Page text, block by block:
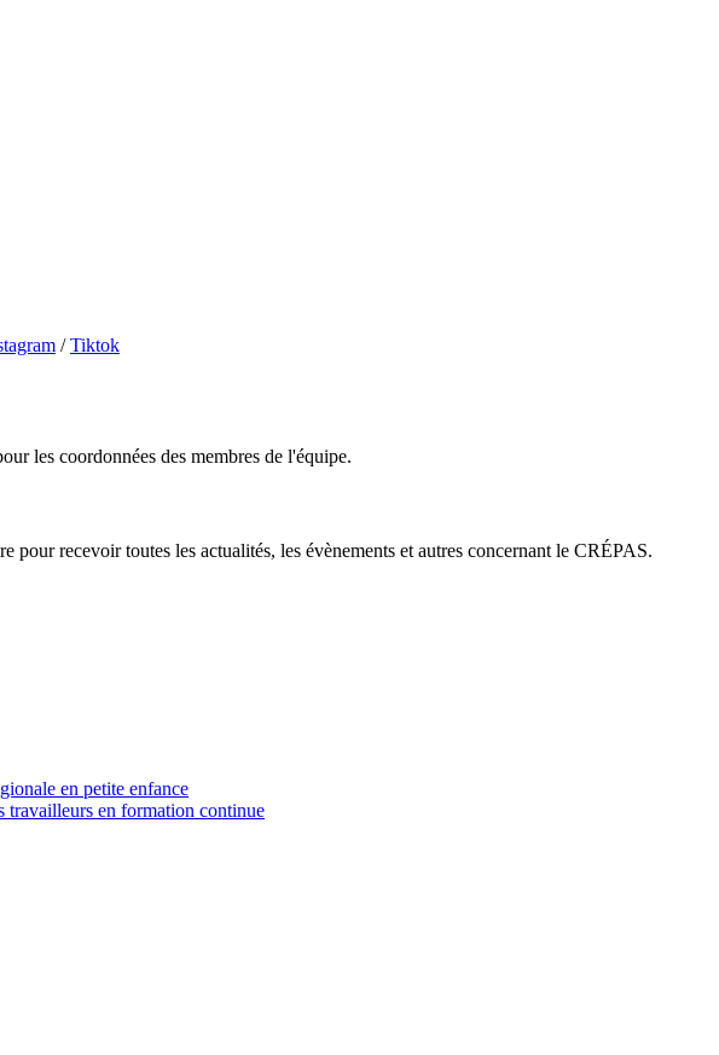
/Tiktok
les coordonnées des membres de l'équipe.
pour recevoir toutes les actualités, les évènements et autres concernant le CRÉPAS.
en petite enfance
travailleurs en formation continue